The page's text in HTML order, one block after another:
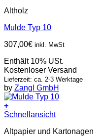
Altholz
Mulde Typ 10
307,00€ inkl. MwSt
Enthält 10% USt.
Kostenloser Versand
Lieferzeit: ca. 2-3 Werktage
by Zangl GmbH
+
Schnellansicht
Altpapier und Kartonagen